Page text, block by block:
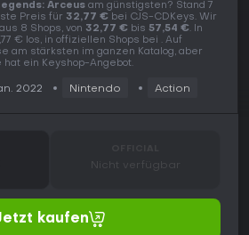
Arceus am günstigsten? Stand 7
Preis für 32,77 € bei CJS-CDKeys. Wir
8 Shops, von 32,77 € bis 57,54 €. In
€ los, in offiziellen Shops bei . Auf
am stärksten im ganzen Katalog, aber
ein Keyshop-Angebot.
2022 Nintendo Action
Nicht verfügbar
kaufen